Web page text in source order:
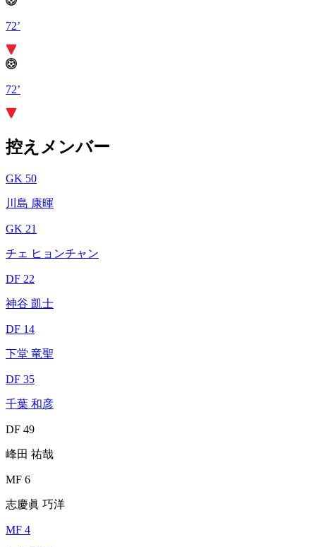
72’
72’
控えメンバー
GK 50
川島 康暉
GK 21
チェ ヒョンチャン
DF 22
神谷 凱士
DF 14
下堂 竜聖
DF 35
千葉 和彦
DF 49
峰田 祐哉
MF 6
志慶眞 巧洋
MF 4